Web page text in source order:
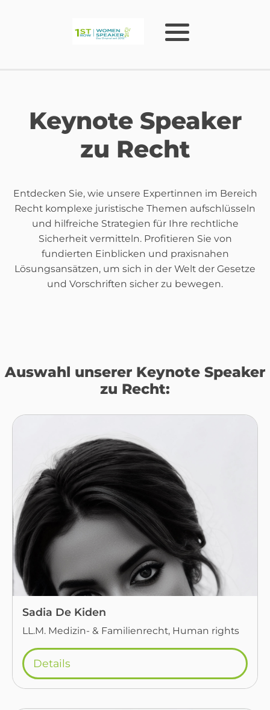
Keynote Speaker
zu Recht
Entdecken Sie, wie unsere Expertinnen im Bereich
Recht komplexe juristische Themen aufschlüsseln
und hilfreiche Strategien für Ihre rechtliche
Sicherheit vermitteln. Profitieren Sie von
fundierten Einblicken und praxisnahen
Lösungsansätzen, um sich in der Welt der Gesetze
und Vorschriften sicher zu bewegen.
Auswahl unserer Keynote Speaker
zu Recht:
Sadia De Kiden
LL.M. Medizin- & Familienrecht, Human rights
Details